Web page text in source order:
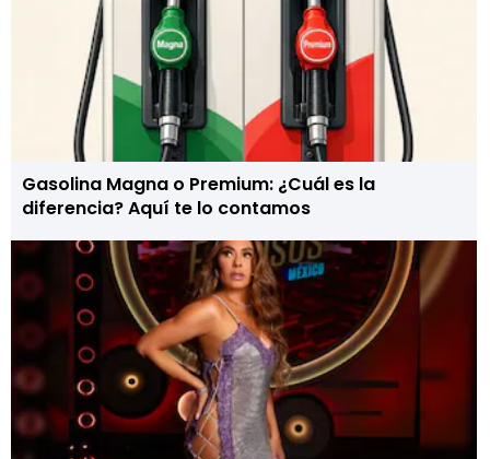
Gasolina Magna o Premium: ¿Cuál es la
diferencia? Aquí te lo contamos